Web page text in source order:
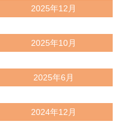
2025年12月
2025年10月
2025年6月
2024年12月